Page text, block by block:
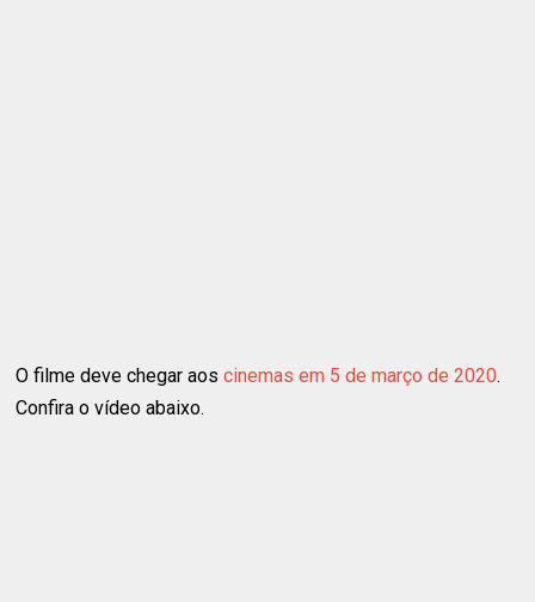
O filme deve chegar aoscinemas em 5 de março de 2020.
Confira o vídeo abaixo.